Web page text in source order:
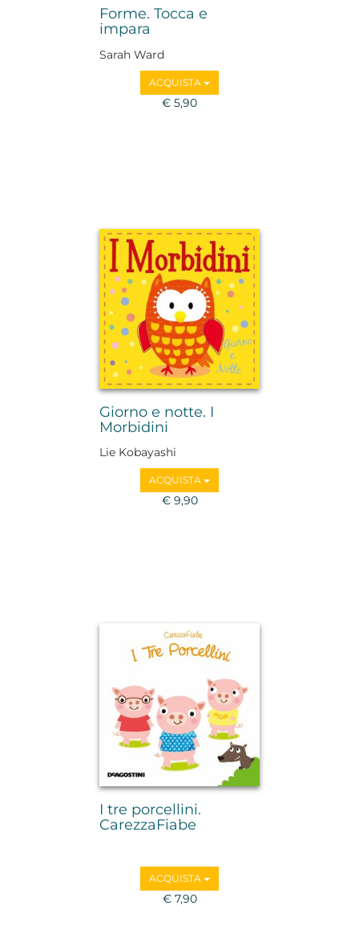
Forme. Tocca e
impara
Sarah Ward
ACQUISTA
€ 5,90
Giorno e notte. I
Morbidini
Lie Kobayashi
ACQUISTA
€ 9,90
I tre porcellini.
CarezzaFiabe
ACQUISTA
€ 7,90